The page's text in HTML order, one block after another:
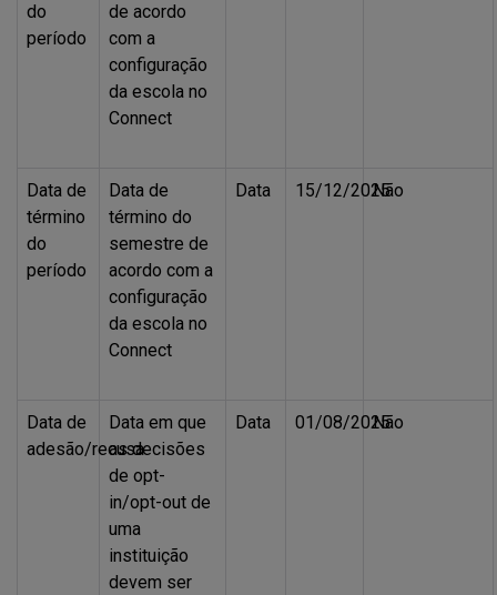
do
período
de acordo
com a
configuração
da escola no
Connect
Data de
término
do
período
Data de
término do
semestre de
acordo com a
configuração
da escola no
Connect
Data 15/12/2025
Não
Data de
adesão/recusa
Data em que
as decisões
de opt-
in/opt-out de
uma
instituição
devem ser
Data 01/08/2025
Não